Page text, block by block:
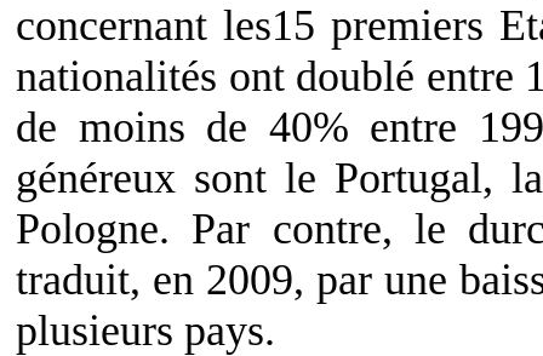
concernant les15 premiers
nationalités ont doublé entre
de moins de 40% entre
généreux sont le Portugal,
Pologne. Par contre, le
traduit, en 2009, par une
plusieurs pays.